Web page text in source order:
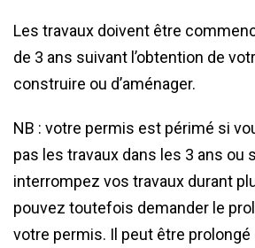
Les travaux doivent être
de 3 ans suivant l’obtention de
construire ou d’aménager.
NB : votre permis est périmé si
pas les travaux dans les 3 ans ou
interrompez vos travaux durant
pouvez toutefois demander le
votre permis. Il peut être